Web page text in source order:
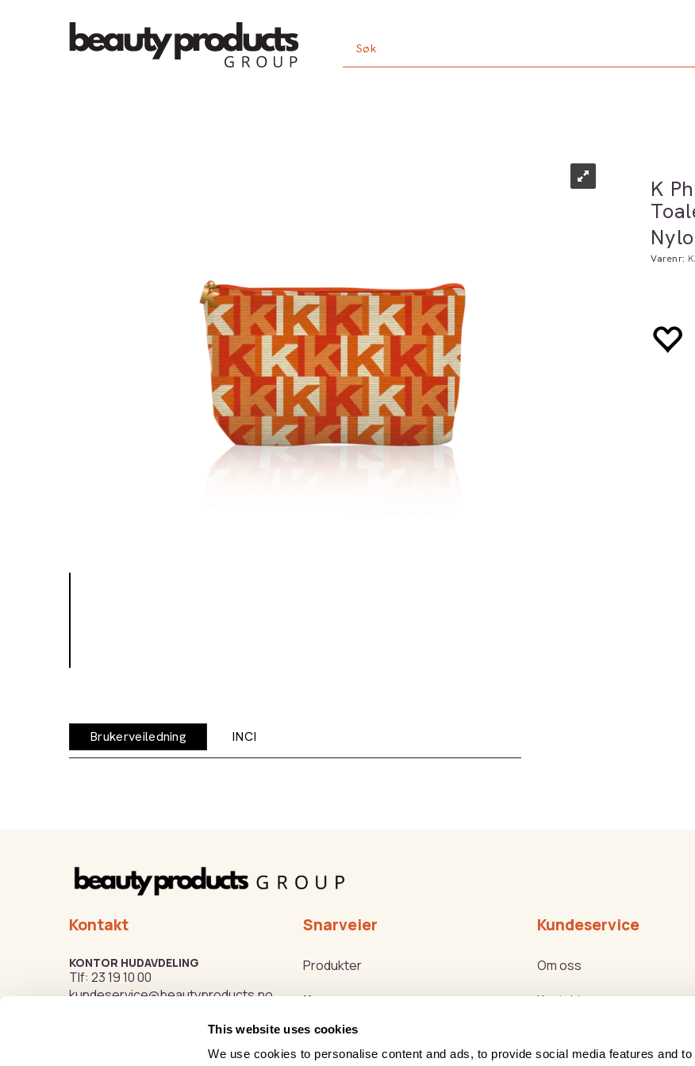
This website uses cookies
We use cookies to personalise content and ads, to provide social media features and
K
Varenr:
Brukerveiledning INCI
Kontakt
KONTOR HUDAVDELING
Tlf: 23 19 10 00
kundeservice@beautyproducts.no
Snarveier
Produkter
Kurs
Varemerker
Kundeservice
Om oss
Kontakt oss